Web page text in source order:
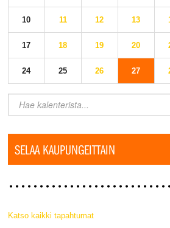
10 11 12 13
17 18 19 20
24 25 26 27
SELAA KAUPUNGEITTAIN
Katso kaikki tapahtumat